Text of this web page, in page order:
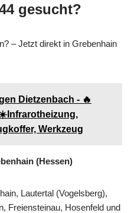
gesucht?
– Jetzt direkt in Grebenhain
Dietzenbach - 🔥
Werkzeug
(Hessen)
Lautertal (Vogelsberg),
Freiensteinau, Hosenfeld und